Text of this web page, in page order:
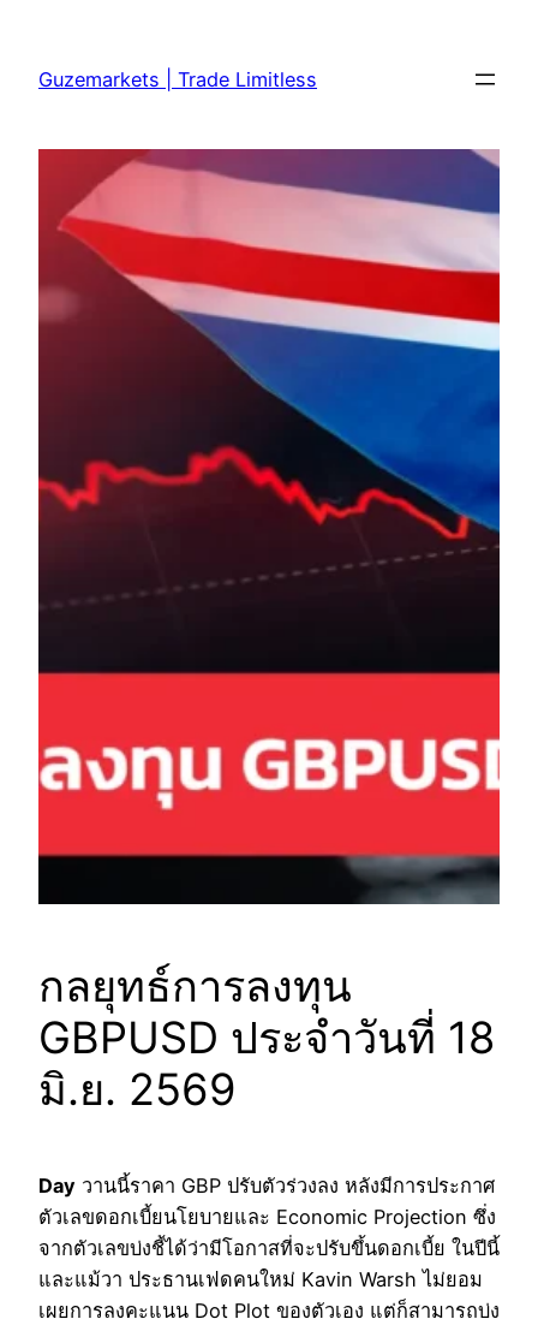
content
Guzemarkets | Trade Limitless
กลยุทธ์การลงทุน
GBPUSD ประจำวันที่ 18
มิ.ย. 2569
Day วานนี้ราคา GBP ปรับตัวร่วงลง หลังมีการประกาศ
ตัวเลขดอกเบี้ยนโยบายและ Economic Projection ซึ่ง
จากตัวเลขบ่งชี้ได้ว่ามีโอกาสที่จะปรับขึ้นดอกเบี้ย ในปีนี้
และแม้วา ประธานเฟดคนใหม่ Kavin Warsh ไม่ยอม
เผยการลงคะแนน Dot Plot ของตัวเอง แต่ก็สามารถบ่ง